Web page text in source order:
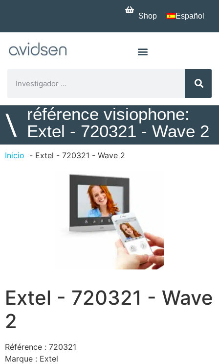
Shop Español
\
référence visiophone:
Extel - 720321 - Wave 2
Inicio Extel - 720321 - Wave 2
Extel - 720321 - Wave
2
Référence : 720321
Marque : Extel